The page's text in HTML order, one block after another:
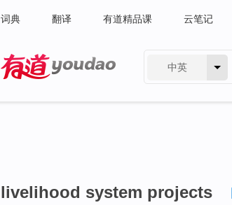
词典 翻译 有道精品课 云笔记
中英
livelihood system projects